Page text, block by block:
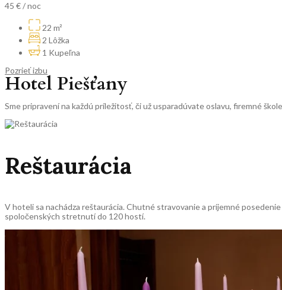
45 €/ noc
22 m²
2 Lôžka
1 Kupeľna
Pozrieť izbu
Hotel Piešťany
Sme pripravení na každú príležitosť, či už usparadúvate oslavu, firemné
Reštaurácia
V hoteli sa nachádza reštaurácia. Chutné stravovanie a príjemné
spoločenských stretnutí do 120 hostí.